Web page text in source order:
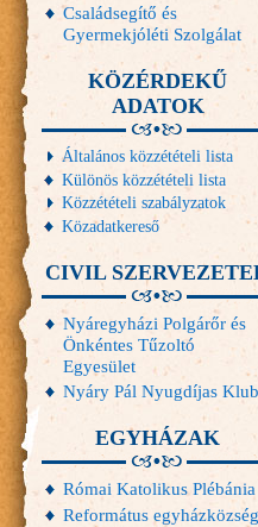
Családsegítő és
Gyermekjóléti Szolgálat
KÖZÉRDEKŰ
ADATOK
Általános közzétételi lista
Különös közzétételi lista
Közzétételi szabályzatok
Közadatkereső
CIVIL
Nyáregyházi Polgárőr és
Önkéntes Tűzoltó
Egyesület
Nyáry Pál Nyugdíjas Klub
EGYHÁZAK
Római Katolikus Plébánia
Református egyházközség